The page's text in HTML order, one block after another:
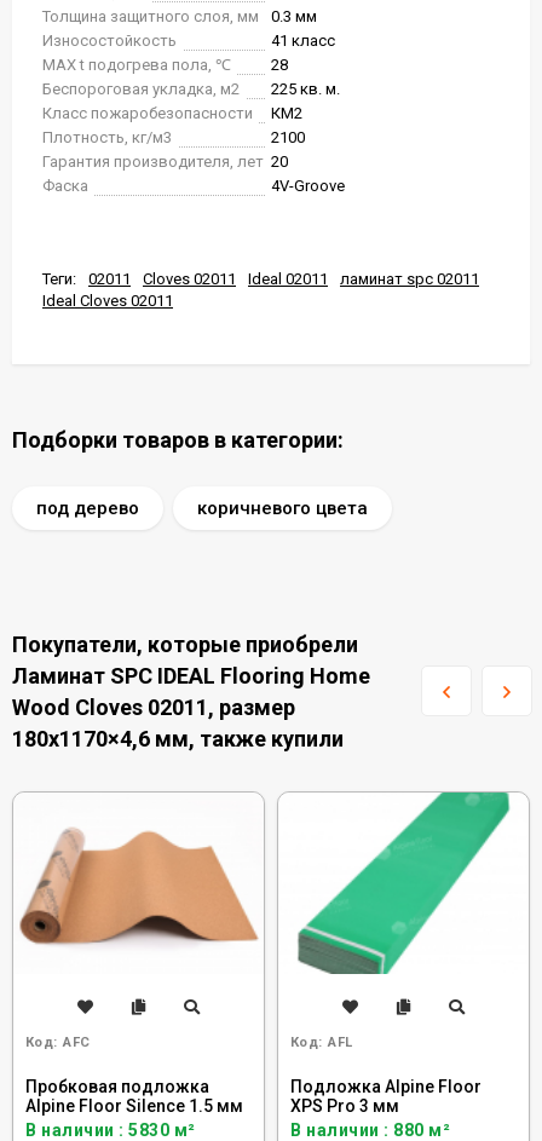
Толщина защитного слоя, мм
0.3 мм
Износостойкость
41 класс
MAX t подогрева пола, ℃
28
Беспороговая укладка, м2
225 кв. м.
Класс пожаробезопасности
КМ2
Плотность, кг/м3
2100
Гарантия производителя, лет 20
Фаска
4V-Groove
Теги: 02011 Cloves 02011 Ideal 02011
ламинат spc 02011
Ideal Cloves 02011
Подборки товаров в категории:
под дерево коричневого цвета
Покупатели, которые приобрели
Ламинат SPC IDEAL Flooring Home
Wood Cloves 02011, размер
180x1170×4,6 мм, также купили
Код: AFC
Пробковая подложка
Alpine Floor Silence 1.5 мм
В наличии : 5830 м²
Код: AFL
Подложка Alpine Floor
XPS Pro 3 мм
В наличии : 880 м²